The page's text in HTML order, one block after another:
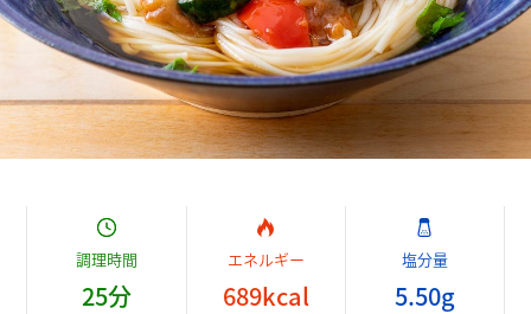
調理時間
25分
エネルギー
689kcal
塩分量
5.50g